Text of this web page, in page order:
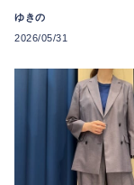
ゆきの
2026/05/31